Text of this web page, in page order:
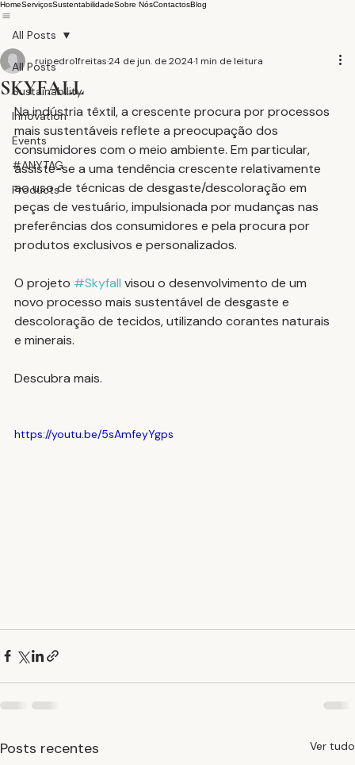
HomeServiçosSustentabilidadeSobre NósContactosBlog
All Posts
Sustainability
Innovation
Events
#ANYTAG
Products
All Posts
SKYFALL
ruipedro1freitas24 de jun. de 20241 min de leitura
Na indústria têxtil, a crescente procura por processos
mais sustentáveis reflete a preocupação dos
consumidores com o meio ambiente. Em particular,
assiste-se a uma tendência crescente relativamente
ao uso de técnicas de desgaste/descoloração em
peças de vestuário, impulsionada por mudanças nas
preferências dos consumidores e pela procura por
produtos exclusivos e personalizados.
O projeto #Skyfall visou o desenvolvimento de um
novo processo mais sustentável de desgaste e
descoloração de tecidos, utilizando corantes naturais
e minerais.
Descubra mais.
https://youtu.be/5sAmfeyYgps
Posts recentes Ver tudo